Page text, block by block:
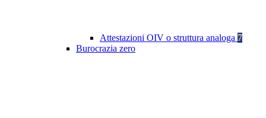
Attestazioni OIV o struttura analoga 7
Burocrazia zero